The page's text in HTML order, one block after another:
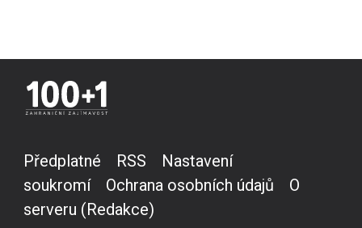
Předplatné RSS
Nastavení
soukromí
Ochrana osobních údajů
O
serveru (Redakce)